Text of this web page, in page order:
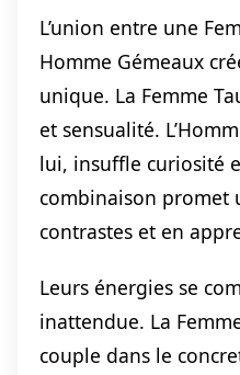
L’union entre une
Homme Gémeaux
unique. La Femme
et sensualité.
lui, insuffle curiosité
combinaison promet
contrastes et en
Leurs énergies se
inattendue. La
couple dans le